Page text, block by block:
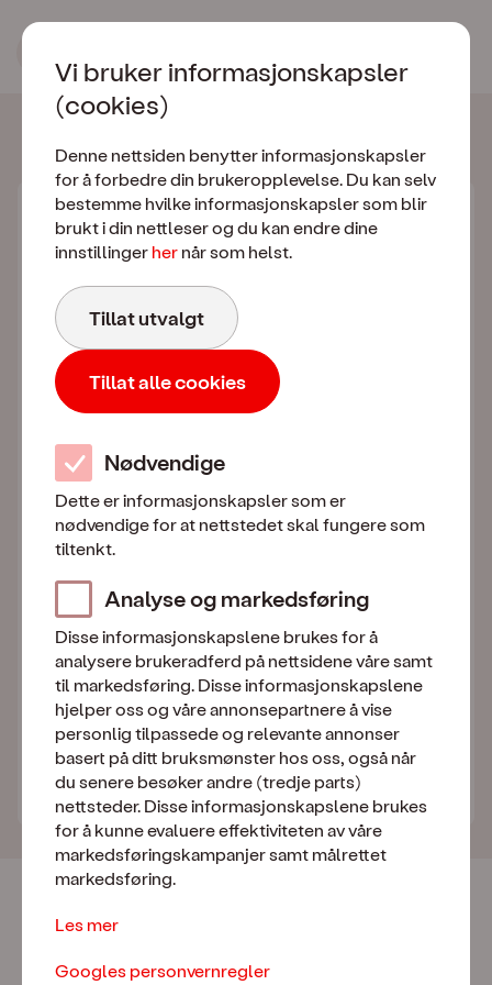
Bestill Mobilt
Mobilt Bredbånd
150 GB
Norges beste 5G-dekning fra Telia
NettSlett
Hjelp hvis du blir utsatt for nettkriminalitet
Totalt 499
Fortsett med BankID
BankID bekrefter kun at du er deg, du bestiller
ingenting ennå.
Allerede kunde?
Endre ditt eksisterende abonnement her
Norges mest fornøyde mobilkunder -
Vi bruker informasjonskapsler
(cookies)
Denne nettsiden benytter informasjonskapsler
for å forbedre din brukeropplevelse. Du kan selv
bestemme hvilke informasjonskapsler som blir
brukt i din nettleser og du kan endre dine
innstillinger her når som helst.
Tillat utvalgt
Tillat alle cookies
Nødvendige
Dette er informasjonskapsler som er
nødvendige for at nettstedet skal fungere som
tiltenkt.
Analyse og markedsføring
Disse informasjonskapslene brukes for å
analysere brukeradferd på nettsidene våre samt
til markedsføring. Disse informasjonskapslene
hjelper oss og våre annonsepartnere å vise
personlig tilpassede og relevante annonser
basert på ditt bruksmønster hos oss, også når
du senere besøker andre (tredje parts)
nettsteder. Disse informasjonskapslene brukes
for å kunne evaluere effektiviteten av våre
markedsføringskampanjer samt målrettet
markedsføring.
Les mer
Googles personvernregler